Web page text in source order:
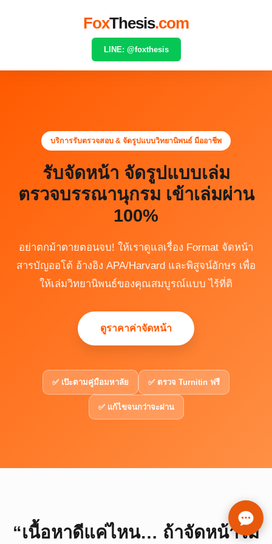
รับตรวจสอบ & จัดรูปแบบ
FoxThesis.com
LINE: @foxthesis
บริการรับตรวจสอบ & จัดรูปแบบวิทยานิพนธ์ มืออาชีพ
รับจัดหน้า จัดรูปแบบเล่ม
ตรวจบรรณานุกรม เข้าเล่มผ่าน
100%
อย่าตกม้าตายตอนจบ! ให้เราดูแลเรื่อง Format จัดหน้า
สารบัญออโต้ อ้างอิง APA/Harvard และพิสูจน์อักษร เพื่อ
ให้เล่มวิทยานิพนธ์ของคุณสมบูรณ์แบบ ไร้ที่ติ
ดูราคาค่าจัดหน้า
✅ เป๊ะตามคู่มือมหาลัย ✅ ตรวจ Turnitin ฟรี
✅ แก้ไขจนกว่าจะผ่าน
“เนื้อหาดีแค่ไหน… ถ้าจัดหน้าไม่